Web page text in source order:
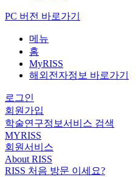
PC 버전 바로가기
메뉴
홈
MyRISS
해외전자정보 바로가기
로그인
회원가입
학술연구정보서비스 검색
MYRISS
회원서비스
About RISS
RISS 처음 방문 이세요?